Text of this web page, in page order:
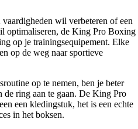
wil verbeteren of een
optimaliseren, de King Pro Boxing
op je trainingsequipement. Elke
op de weg naar sportieve
op te nemen, ben je beter
de ring aan te gaan. De King Pro
een kledingstuk, het is een echte
in het boksen.